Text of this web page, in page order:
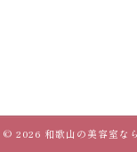
© 2026 和歌山の美容室な